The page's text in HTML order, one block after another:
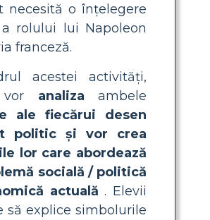
necesită o înțelegere
rolului lui Napoleon
franceză.
acestei activități,
vor analiza ambele
ale fiecărui desen
politic și vor crea
lor care abordează
socială / politică
actuală . Elevii
să explice simbolurile